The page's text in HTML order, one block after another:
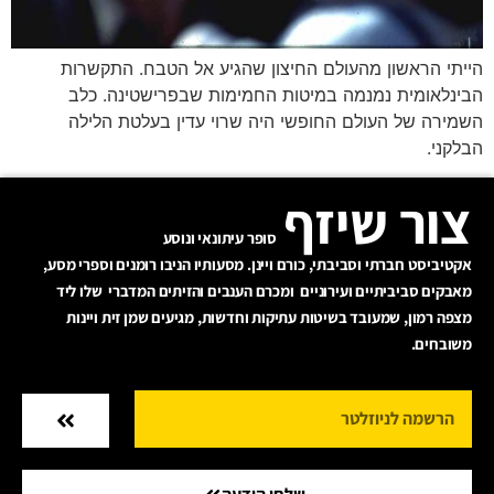
הייתי הראשון מהעולם החיצון שהגיע אל הטבח. התקשרות
הבינלאומית נמנמה במיטות החמימות שבפרישטינה. כלב
השמירה של העולם החופשי היה שרוי עדין בעלטת הלילה
הבלקני.
צור שיזף סופר עיתונאי ונוסע
אקטיביסט חברתי וסביבתי, כורם ויינן. מסעותיו הניבו רומנים וספרי מסע,
מאבקים סביביתיים ועירוניים ומכרם הענבים והזיתים המדברי שלו ליד
מצפה רמון, שמעובד בשיטות עתיקות וחדשות, מגיעים שמן זית ויינות
משובחים.